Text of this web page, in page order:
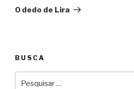
O dedo de Lira
BUSCA